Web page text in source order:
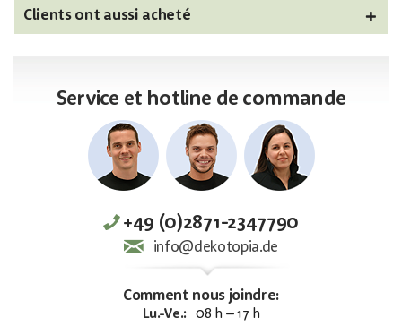
Clients ont aussi acheté
Service et hotline de commande
+49 (0)2871-2347790
info@dekotopia.de
Comment nous joindre:
Lu.-Ve.: 08 h – 17 h